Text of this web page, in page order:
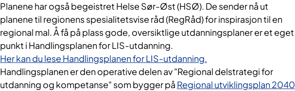
Planene har også begeistret Helse Sør-Øst (HSØ). De sender nå ut
planene til regionensspesialitetsvise råd (RegRåd) for inspirasjon til en
regional mal. Å få på plass gode, oversiktlige utdanningsplaner er et eget
punkt i Handlingsplanen for LIS-utdanning.
Her kan du lese Handlingsplanen for LIS-utdanning.
Handlingsplanen er den operative delen av "Regional delstrategi for
utdanning og kompetanse" som bygger på Regional utviklingsplan 2040